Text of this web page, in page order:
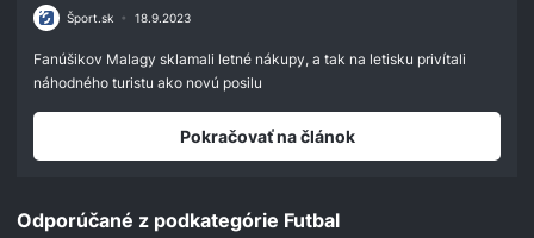
secondsŠport.sk • 18.9.2023
Fanúšikov Malagy sklamali letné nákupy, a tak na letisku privítali
náhodného turistu ako novú posilu
Pokračovať na článok
Odporúčané z podkategórie Futbal